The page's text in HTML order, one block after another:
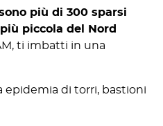
più di 300 sparsi
piccola del Nord
ti imbatti in una
epidemia di torri, bastioni